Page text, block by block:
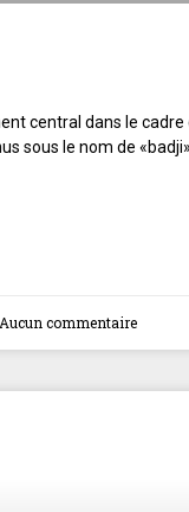
central dans le
sous le nom de
Aucun commentaire